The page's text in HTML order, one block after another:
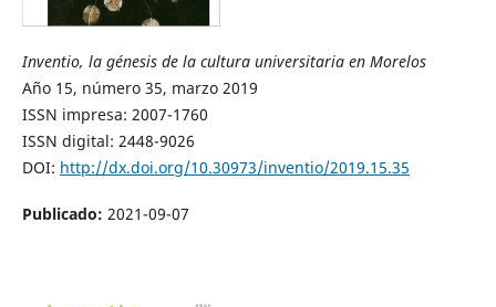
Inventio, la génesis de la cultura universitaria en Morelos
Año 15, número 35, marzo 2019
ISSN impresa: 2007-1760
ISSN digital: 2448-9026
DOI: http://dx.doi.org/10.30973/inventio/2019.15.35
Publicado: 2021-09-07